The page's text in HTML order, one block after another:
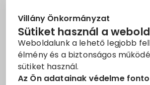
Villány Önkormányzat
Sütiket használ a
Weboldalunk a lehető legjobb
élmény és a biztonságos
sütiket használ.
Az Ön adatainak védelme
Rendelettár
Pályázatok
2021. Júl. 9.
Tisztelt Villányiak!